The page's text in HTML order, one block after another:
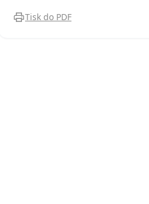
Tisk do PDF